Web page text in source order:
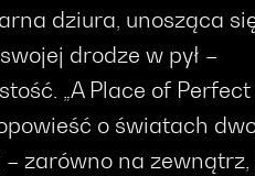
dziura, unosząca
drodze w pył –
„A Place of Perfect
o światach
zarówno na